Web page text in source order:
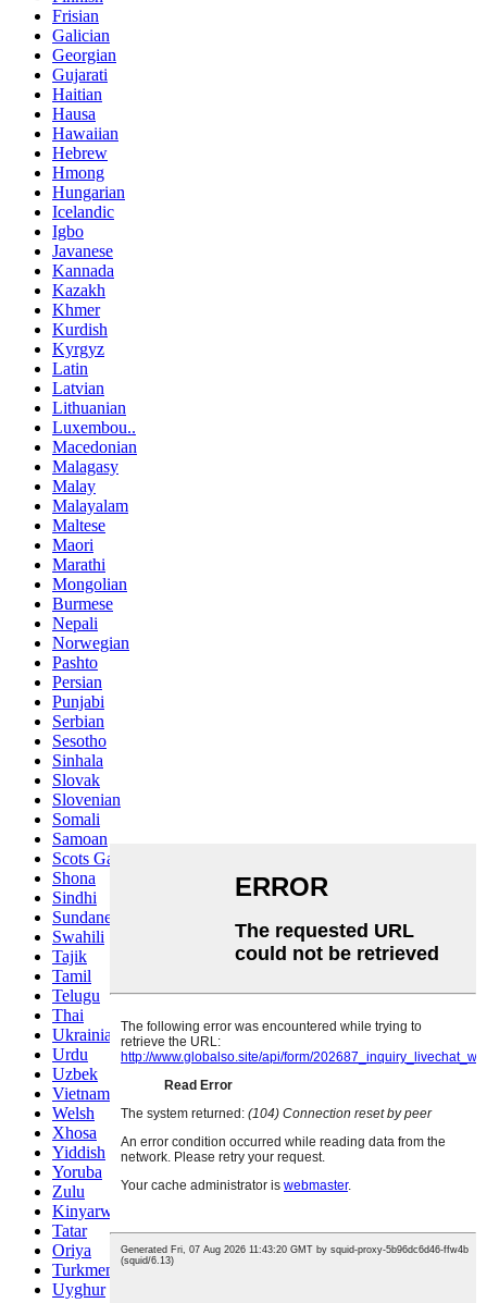
Frisian
Galician
Georgian
Gujarati
Haitian
Hausa
Hawaiian
Hebrew
Hmong
Hungarian
Icelandic
Igbo
Javanese
Kannada
Kazakh
Khmer
Kurdish
Kyrgyz
Latin
Latvian
Lithuanian
Luxembou..
Macedonian
Malagasy
Malay
Malayalam
Maltese
Maori
Marathi
Mongolian
Burmese
Nepali
Norwegian
Pashto
Persian
Punjabi
Serbian
Sesotho
Sinhala
Slovak
Slovenian
Somali
Samoan
Scots Gaelic
Shona
Sindhi
Sundanese
Swahili
Tajik
Tamil
Telugu
Thai
Ukrainian
Urdu
Uzbek
Vietnamese
Welsh
Xhosa
Yiddish
Yoruba
Zulu
Kinyarwanda
Tatar
Oriya
Turkmen
Uyghur